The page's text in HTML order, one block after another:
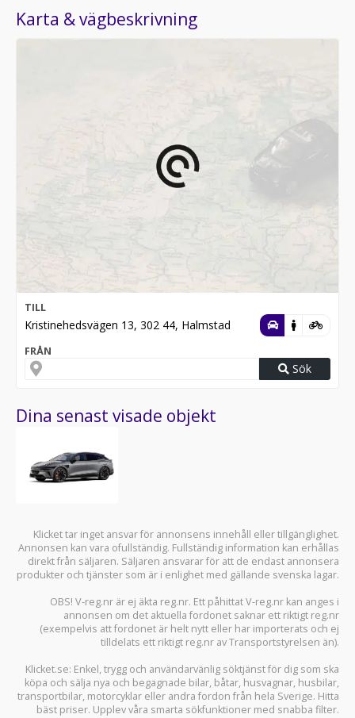
Karta & vägbeskrivning
TILL
Kristinehedsvägen 13, 302 44, Halmstad
FRÅN
Sök
Dina senast visade objekt
Klicket tar inget ansvar för annonsens innehåll eller tillgänglighet.
Annonsen kan vara ofullständig. Fullständig information kan erhållas
direkt från säljaren. Säljaren ansvarar för att de endast annonsera
produkter och tjänster som är i enlighet med gällande svenska lagar.
OBS! V-reg.nr är ej äkta reg.nr. Ett påhittat V-reg.nr kan anges i
annonsen om det aktuella fordonet saknar ett riktigt reg.nr
(exempelvis att fordonet är helt nytt eller har importerats och ej
tilldelats ett riktigt reg.nr av Transportstyrelsen än).
Klicket.se: Enkel, trygg och användarvänlig söktjänst för dig som ska
köpa och sälja nya och begagnade bilar, båtar, husvagnar, husbilar,
transportbilar, motorcyklar eller andra fordon från hela Sverige. Hitta
bäst priser. Upplev våra smarta sökfunktioner med snabba filter.